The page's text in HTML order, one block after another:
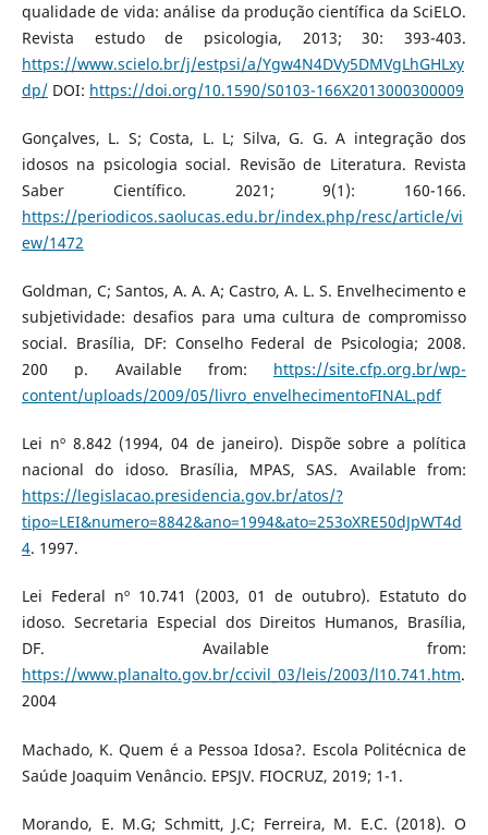
qualidade de vida: análise da produção científica da SciELO.
Revista estudo de psicologia, 2013; 30: 393-403.
https://www.scielo.br/j/estpsi/a/Ygw4N4DVy5DMVgLhGHLxy
dp/DOI: https://doi.org/10.1590/S0103-166X2013000300009
Gonçalves, L. S; Costa, L. L; Silva, G. G. A integração dos
idosos na psicologia social. Revisão de Literatura. Revista
Saber Científico. 2021; 9(1): 160-166.
https://periodicos.saolucas.edu.br/index.php/resc/article/vi
ew/1472
Goldman, C; Santos, A. A. A; Castro, A. L. S. Envelhecimento e
subjetividade: desafios para uma cultura de compromisso
social. Brasília, DF: Conselho Federal de Psicologia; 2008.
200 p. Available from: https://site.cfp.org.br/wp-
content/uploads/2009/05/livro_envelhecimentoFINAL.pdf
Lei nº 8.842 (1994, 04 de janeiro). Dispõe sobre a política
nacional do idoso. Brasília, MPAS, SAS. Available from:
https://legislacao.presidencia.gov.br/atos/?
tipo=LEI&numero=8842&ano=1994&ato=253oXRE50dJpWT4d
4. 1997.
Lei Federal nº 10.741 (2003, 01 de outubro). Estatuto do
idoso. Secretaria Especial dos Direitos Humanos, Brasília,
DF. Available from:
https://www.planalto.gov.br/ccivil_03/leis/2003/l10.741.htm.
2004
Machado, K. Quem é a Pessoa Idosa?. Escola Politécnica de
Saúde Joaquim Venâncio. EPSJV. FIOCRUZ, 2019; 1-1.
Morando, E. M.G; Schmitt, J.C; Ferreira, M. E.C. (2018). O